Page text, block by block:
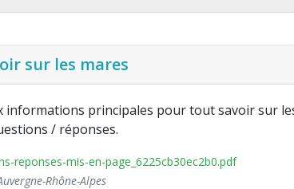
sur les mares
informations principales pour tout savoir sur
/ réponses.
reponses-mis-en-page_6225cb30ec2b0.pdf
Rhône-Alpes